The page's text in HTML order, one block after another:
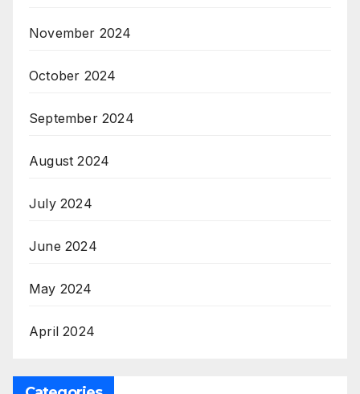
November 2024
October 2024
September 2024
August 2024
July 2024
June 2024
May 2024
April 2024